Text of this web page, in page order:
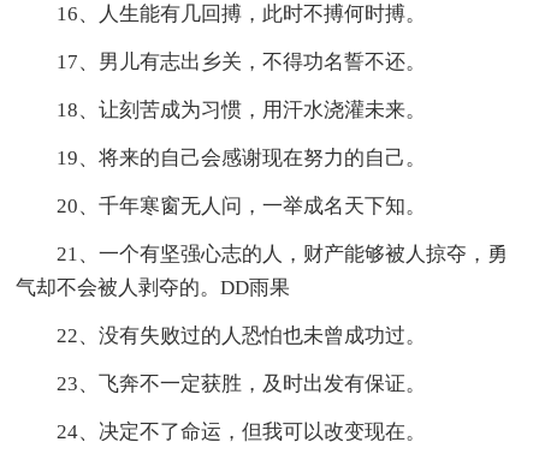
16、人生能有几回搏，此时不搏何时搏。
17、男儿有志出乡关，不得功名誓不还。
18、让刻苦成为习惯，用汗水浇灌未来。
19、将来的自己会感谢现在努力的自己。
20、千年寒窗无人问，一举成名天下知。
21、一个有坚强心志的人，财产能够被人掠夺，勇
气却不会被人剥夺的。DD雨果
22、没有失败过的人恐怕也未曾成功过。
23、飞奔不一定获胜，及时出发有保证。
24、决定不了命运，但我可以改变现在。